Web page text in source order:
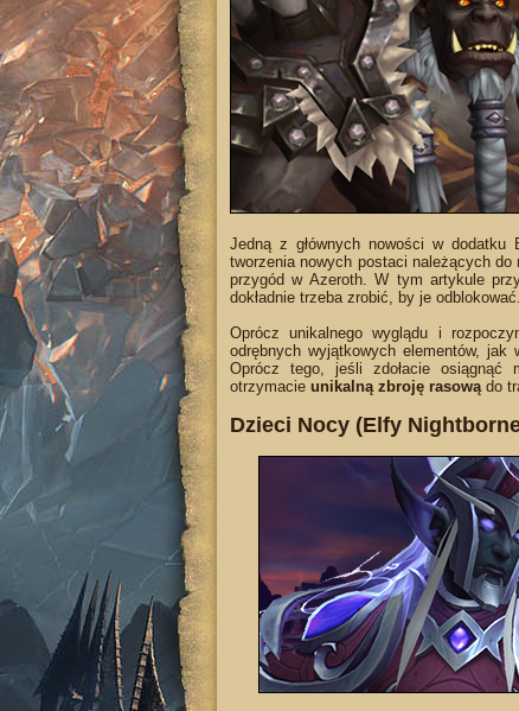
Jedną z głównych nowości w
tworzenia nowych postaci należących
przygód w Azeroth. W tym artykule
dokładnie trzeba zrobić, by je odblokować.
Oprócz unikalnego wyglądu i
odrębnych wyjątkowych elementów, jak
Oprócz tego, jeśli zdołacie osiągnąć
otrzymacie unikalną zbroję rasowądo
Dzieci Nocy (Elfy